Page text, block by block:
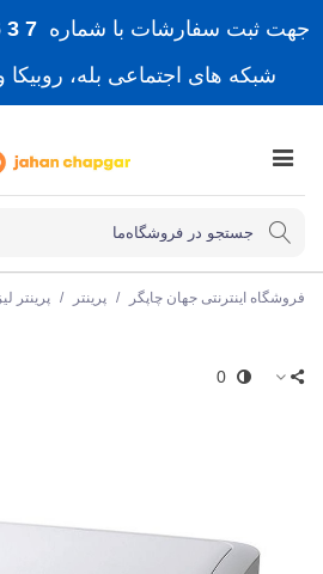
جهت ثبت سفارشات با شماره 7 3 6 0 5 0 1 2 9 9 0
شبکه های اجتماعی بله، روبیکا و
فروشگاه اینترنتی جهان چاپگر / پرینتر / پرینتر
0